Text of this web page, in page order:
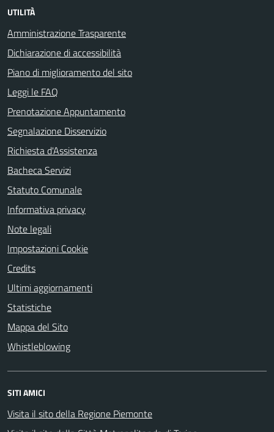
UTILITÀ
Amministrazione Trasparente
Dichiarazione di accessibilità
Piano di miglioramento del sito
Leggi le FAQ
Prenotazione Appuntamento
Segnalazione Disservizio
Richiesta d'Assistenza
Bacheca Servizi
Statuto Comunale
Informativa privacy
Note legali
Impostazioni Cookie
Credits
Ultimi aggiornamenti
Statistiche
Mappa del Sito
Whistleblowing
SITI AMICI
Visita il sito della Regione Piemonte